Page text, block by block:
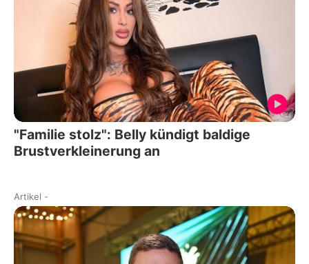
"Familie stolz": Belly kündigt baldige
Brustverkleinerung an
Artikel -